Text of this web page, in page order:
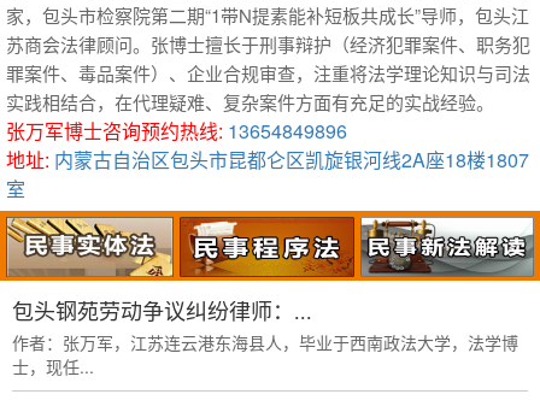
家，包头市检察院第二期“1带N提素能补短板共成长”导师，包头江
苏商会法律顾问。张博士擅长于刑事辩护（经济犯罪案件、职务犯
罪案件、毒品案件）、企业合规审查，注重将法学理论知识与司法
实践相结合，在代理疑难、复杂案件方面有充足的实战经验。
张万军博士咨询预约热线: 13654849896
地址: 内蒙古自治区包头市昆都仑区凯旋银河线2A座18楼1807
室
包头钢苑劳动争议纠纷律师：...
作者：张万军，江苏连云港东海县人，毕业于西南政法大学，法学博
士，现任...